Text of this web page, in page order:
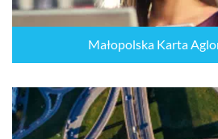
Małopolska Karta